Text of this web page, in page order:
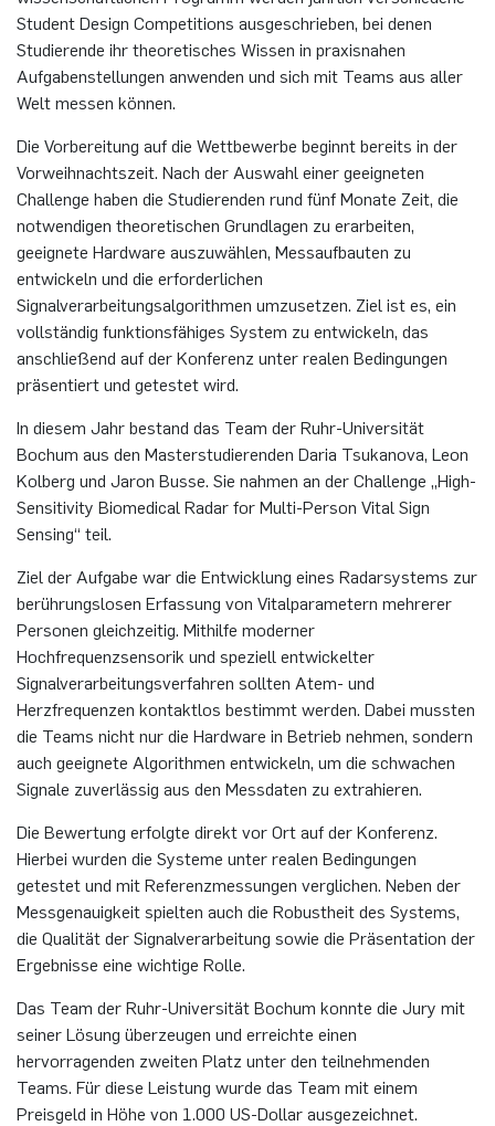
Student Design Competitions ausgeschrieben, bei denen
Studierende ihr theoretisches Wissen in praxisnahen
Aufgabenstellungen anwenden und sich mit Teams aus aller
Welt messen können.
Die Vorbereitung auf die Wettbewerbe beginnt bereits in der
Vorweihnachtszeit. Nach der Auswahl einer geeigneten
Challenge haben die Studierenden rund fünf Monate Zeit, die
notwendigen theoretischen Grundlagen zu erarbeiten,
geeignete Hardware auszuwählen, Messaufbauten zu
entwickeln und die erforderlichen
Signalverarbeitungsalgorithmen umzusetzen. Ziel ist es, ein
vollständig funktionsfähiges System zu entwickeln, das
anschließend auf der Konferenz unter realen Bedingungen
präsentiert und getestet wird.
In diesem Jahr bestand das Team der Ruhr-Universität
Bochum aus den Masterstudierenden Daria Tsukanova, Leon
Kolberg und Jaron Busse. Sie nahmen an der Challenge „High-
Sensitivity Biomedical Radar for Multi-Person Vital Sign
Sensing“ teil.
Ziel der Aufgabe war die Entwicklung eines Radarsystems zur
berührungslosen Erfassung von Vitalparametern mehrerer
Personen gleichzeitig. Mithilfe moderner
Hochfrequenzsensorik und speziell entwickelter
Signalverarbeitungsverfahren sollten Atem- und
Herzfrequenzen kontaktlos bestimmt werden. Dabei mussten
die Teams nicht nur die Hardware in Betrieb nehmen, sondern
auch geeignete Algorithmen entwickeln, um die schwachen
Signale zuverlässig aus den Messdaten zu extrahieren.
Die Bewertung erfolgte direkt vor Ort auf der Konferenz.
Hierbei wurden die Systeme unter realen Bedingungen
getestet und mit Referenzmessungen verglichen. Neben der
Messgenauigkeit spielten auch die Robustheit des Systems,
die Qualität der Signalverarbeitung sowie die Präsentation der
Ergebnisse eine wichtige Rolle.
Das Team der Ruhr-Universität Bochum konnte die Jury mit
seiner Lösung überzeugen und erreichte einen
hervorragenden zweiten Platz unter den teilnehmenden
Teams. Für diese Leistung wurde das Team mit einem
Preisgeld in Höhe von 1.000 US-Dollar ausgezeichnet.